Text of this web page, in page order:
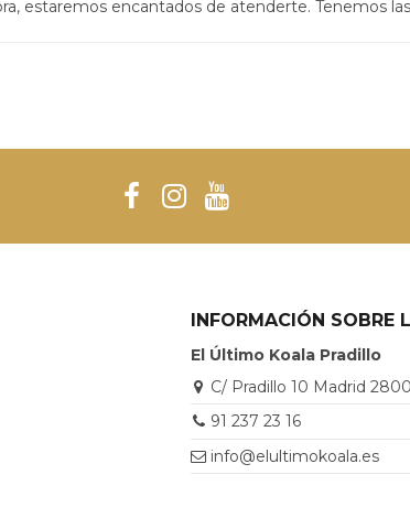
estaremos encantados de atenderte. Tenemos
INFORMACIÓN SOBRE
El Último Koala Pradillo
C/ Pradillo 10 Madrid
91 237 23 16
info@elultimokoala.es